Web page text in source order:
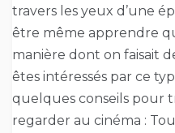
travers les yeux d’une
être même apprendre
manière dont on faisait
êtes intéressés par ce
quelques conseils pour
regarder au cinéma :